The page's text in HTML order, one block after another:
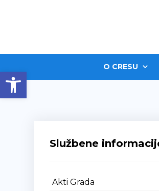
Open toolbarO CRESU
Službene
Akti Grada